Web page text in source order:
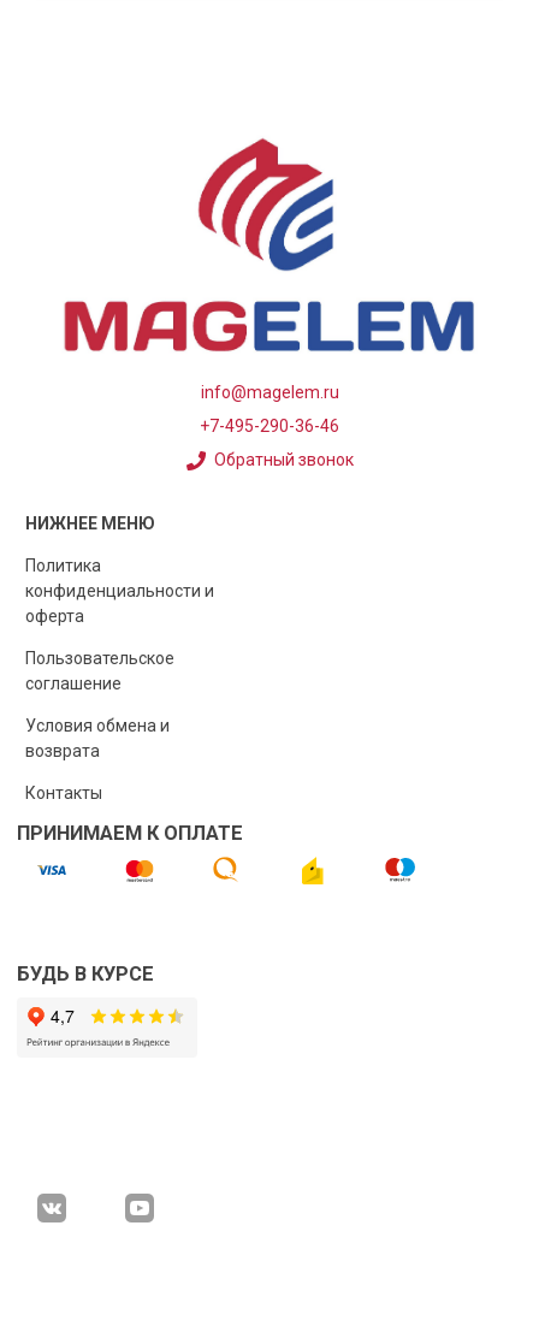
info@magelem.ru
+7-495-290-36-46
Обратный звонок
НИЖНЕЕ МЕНЮ
Политика
конфиденциальности и
оферта
Пользовательское
соглашение
Условия обмена и
возврата
Контакты
ПРИНИМАЕМ К ОПЛАТЕ
БУДЬ В КУРСЕ